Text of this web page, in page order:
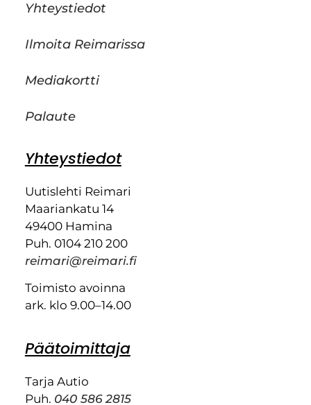
Yhteystiedot
Ilmoita Reimarissa
Mediakortti
Palaute
Yhteystiedot
Uutislehti Reimari
Maariankatu 14
49400 Hamina
Puh. 0104 210 200
reimari@reimari.fi
Toimisto avoinna
ark. klo 9.00–14.00
Päätoimittaja
Tarja Autio
Puh. 040 586 2815